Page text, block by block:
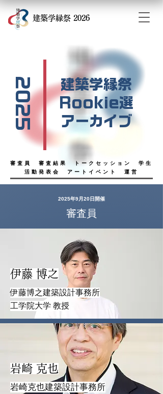
​建築学縁祭 2026
建築学縁祭
Rookie選
アーカイブ
​2025
審査員 審査結果 トークセッション
学生
活動発表会
アートイベント 運営
2025年9月20日開催
​審査員
伊藤 博之
伊藤博之建築設計事務所
工学院大学 教授
岩崎 克也
岩崎克也建築設計事務所